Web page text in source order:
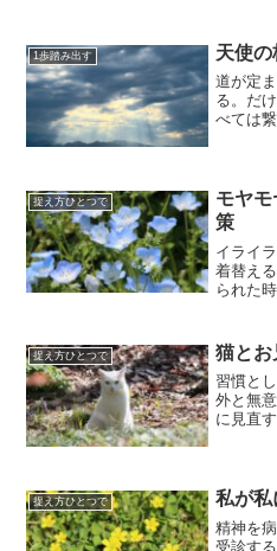
1歩踏み出す 天使
道が定
る。だ
べては
捉え方ひとつで
モヤ
策
イライ
着替え
られた
捉え方ひとつで 猫とお
習慣と
外と無
に見直
捉え方ひとつで 私が私
精神を
受診す